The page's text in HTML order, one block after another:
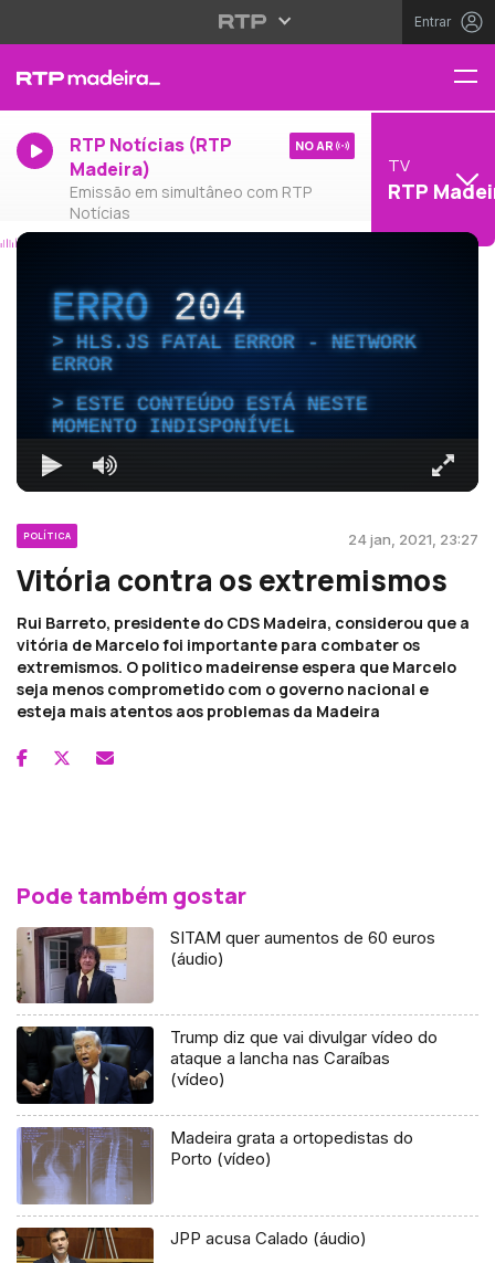
Entrar
RTP Notícias (RTP
Madeira)
Emissão em simultâneo com RTP
Notícias
NO AR
TV
RTP
ERRO204
HLS.JS FATAL ERROR - NETWORK
ERROR
ESTE CONTEÚDO ESTÁ NESTE
MOMENTO INDISPONÍVEL
POLÍTICA 24 jan, 2021, 23:27
Vitória contra os extremismos
Rui Barreto, presidente do CDS Madeira, considerou que a
vitória de Marcelo foi importante para combater os
extremismos. O politico madeirense espera que Marcelo
seja menos comprometido com o governo nacional e
esteja mais atentos aos problemas da Madeira
Pode também gostar
SITAM quer aumentos de 60 euros
(áudio)
Trump diz que vai divulgar vídeo do
ataque a lancha nas Caraíbas
(vídeo)
Madeira grata a ortopedistas do
Porto (vídeo)
JPP acusa Calado (áudio)